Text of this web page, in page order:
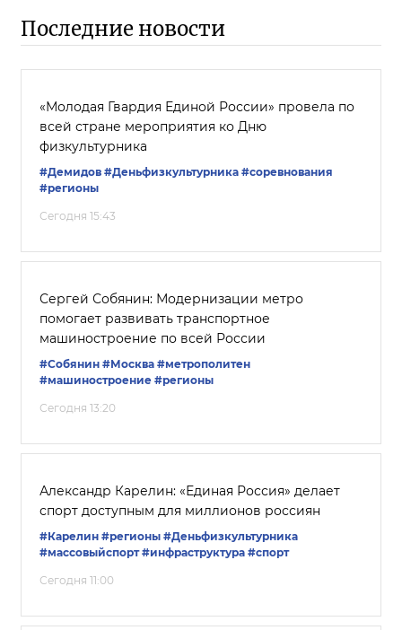
Последние новости
«Молодая Гвардия Единой России» провела по
всей стране мероприятия ко Дню
физкультурника
#Демидов #Деньфизкультурника #соревнования
#регионы
Сегодня 15:43
Сергей Собянин: Модернизации метро
помогает развивать транспортное
машиностроение по всей России
#Собянин #Москва #метрополитен
#машиностроение #регионы
Сегодня 13:20
Александр Карелин: «Единая Россия» делает
спорт доступным для миллионов россиян
#Карелин #регионы #Деньфизкультурника
#массовыйспорт #инфраструктура #спорт
Сегодня 11:00